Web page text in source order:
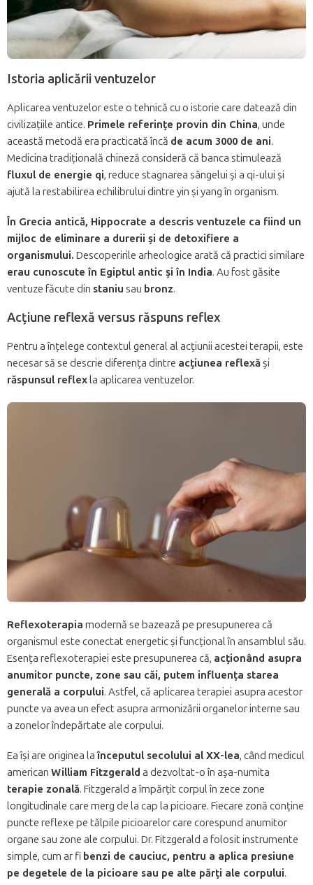
Istoria aplicării ventuzelor
Aplicarea ventuzelor este o tehnică cu o istorie care datează din
civilizațiile antice. Primele referințe provin din China, unde
această metodă era practicată încă de acum 3000 de ani.
Medicina tradițională chineză consideră că banca stimulează
fluxul de energie qi, reduce stagnarea sângelui și a qi-ului și
ajută la restabilirea echilibrului dintre yin și yang în organism.
În Grecia antică, Hippocrate a descris ventuzele ca fiind un
mijloc de eliminare a durerii și de detoxifiere a
organismului. Descoperirile arheologice arată că practici similare
erau cunoscute în Egiptul antic și în India. Au fost găsite
ventuze făcute din staniu sau bronz.
Acțiune reflexă versus răspuns reflex
Pentru a înțelege contextul general al acțiunii acestei terapii, este
necesar să se descrie diferența dintre acțiunea reflexăși
răspunsul reflexla aplicarea ventuzelor.
Reflexoterapia modernă se bazează pe presupunerea că
organismul este conectat energetic și funcțional în ansamblul său.
Esența reflexoterapiei este presupunerea că, acționând asupra
anumitor puncte, zone sau căi, putem influența starea
generală a corpului. Astfel, că aplicarea terapiei asupra acestor
puncte va avea un efect asupra armonizării organelor interne sau
a zonelor îndepărtate ale corpului.
Ea își are originea la începutul secolului al XX-lea, când medicul
american William Fitzgerald a dezvoltat-o în așa-numita
terapie zonală. Fitzgerald a împărțit corpul în zece zone
longitudinale care merg de la cap la picioare. Fiecare zonă conține
puncte reflexe pe tălpile picioarelor care corespund anumitor
organe sau zone ale corpului. Dr. Fitzgerald a folosit instrumente
simple, cum ar fi benzi de cauciuc, pentru a aplica presiune
pe degetele de la picioare sau pe alte părți ale corpului.